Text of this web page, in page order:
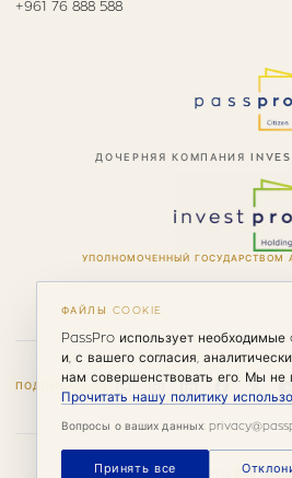
+961 76 888 588
ДОЧЕРНЯЯ КОМПАНИЯ
УПОЛНОМОЧЕННЫЙ ГОСУДАРСТВОМ
ПОДПИСАТЬСЯ
© 2026 PassPro. Все
ФАЙЛЫ COOKIE
PassPro использует
и, с вашего согласия,
нам совершенствовать его. Мы не
Прочитать нашу политику
Вопросы о ваших данных:
Принять все